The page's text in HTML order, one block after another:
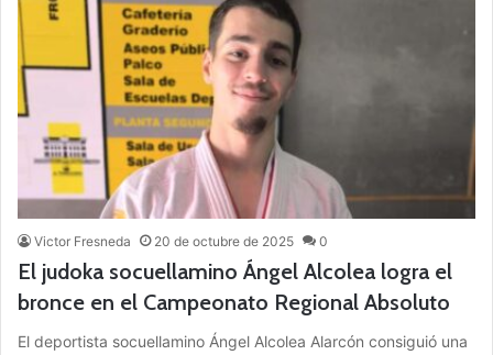
Victor Fresneda 20 de octubre de 2025 0
El judoka socuellamino Ángel Alcolea logra el
bronce en el Campeonato Regional Absoluto
El deportista socuellamino Ángel Alcolea Alarcón consiguió una